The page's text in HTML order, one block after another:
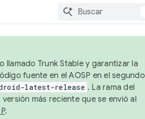
Trunk Stable y garantizar la
fuente en el AOSP en el segundo
latest-release . La rama del
más reciente que se envió al
.